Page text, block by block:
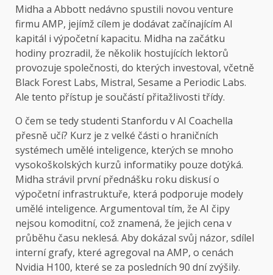
Midha a Abbott nedávno spustili novou venture
firmu AMP, jejímž cílem je dodávat začínajícím AI
kapitál i výpočetní kapacitu. Midha na začátku
hodiny prozradil, že několik hostujících lektorů
provozuje společnosti, do kterých investoval, včetně
Black Forest Labs, Mistral, Sesame a Periodic Labs.
Ale tento přístup je součástí přitažlivosti třídy.
O čem se tedy studenti Stanfordu v AI Coachella
přesně učí? Kurz je z velké části o hraničních
systémech umělé inteligence, kterých se mnoho
vysokoškolských kurzů informatiky pouze dotýká.
Midha strávil první přednášku roku diskusí o
výpočetní infrastruktuře, která podporuje modely
umělé inteligence. Argumentoval tím, že AI čipy
nejsou komoditní, což znamená, že jejich cena v
průběhu času neklesá. Aby dokázal svůj názor, sdílel
interní grafy, které agregoval na AMP, o cenách
Nvidia H100, které se za posledních 90 dní zvýšily.